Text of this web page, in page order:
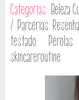
Categorias: Beleza
/ Parcerias
testado,
skincareroutine